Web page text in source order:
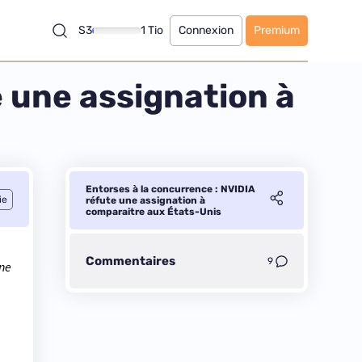
S3 1 Tio Connexion Premium
assignation à
Entorses à la concurrence : NVIDIA
réfute une assignation à
comparaitre aux États-Unis
Commentaires 9